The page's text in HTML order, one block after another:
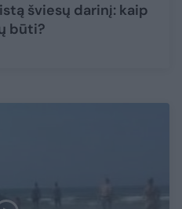
šviesų darinį: kaip
būti?